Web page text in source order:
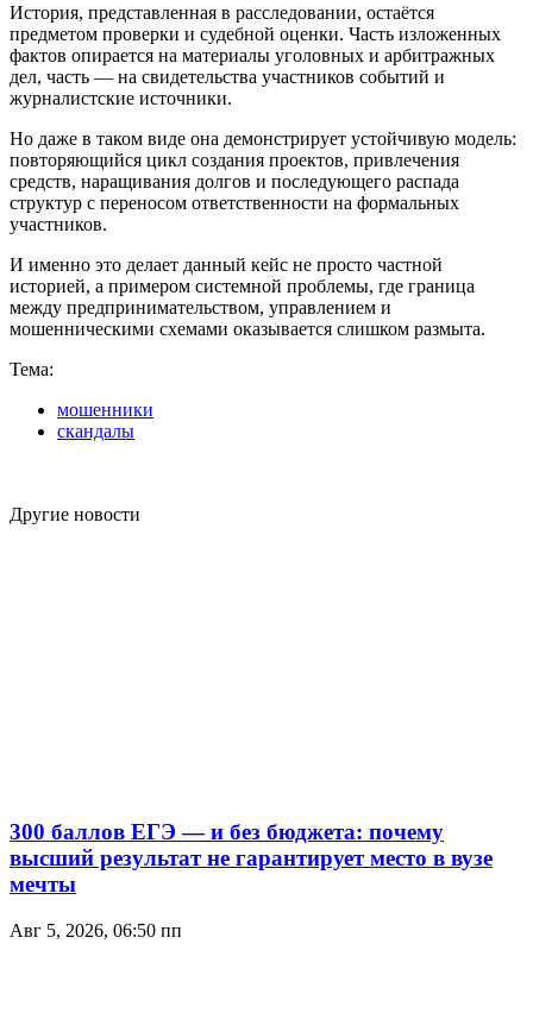
История, представленная в расследовании, остаётся
предметом проверки и судебной оценки. Часть изложенных
фактов опирается на материалы уголовных и арбитражных
дел, часть — на свидетельства участников событий и
журналистские источники.
Но даже в таком виде она демонстрирует устойчивую модель:
повторяющийся цикл создания проектов, привлечения
средств, наращивания долгов и последующего распада
структур с переносом ответственности на формальных
участников.
И именно это делает данный кейс не просто частной
историей, а примером системной проблемы, где граница
между предпринимательством, управлением и
мошенническими схемами оказывается слишком размыта.
Тема:
мошенники
скандалы
Другие новости
300 баллов ЕГЭ — и без бюджета: почему
высший результат не гарантирует место в вузе
мечты
Авг 5, 2026, 06:50 пп